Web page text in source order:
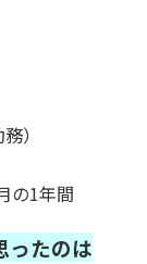
）
の1年間
ったのは